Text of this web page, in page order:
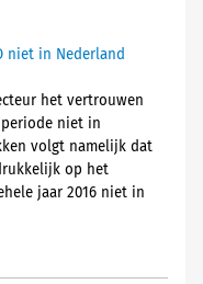
niet in Nederland
het vertrouwen
periode niet in
volgt namelijk dat
op het
jaar 2016 niet in